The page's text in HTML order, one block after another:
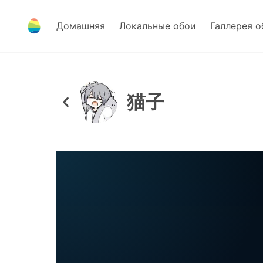
Домашняя Локальные обои Галлерея
猫子